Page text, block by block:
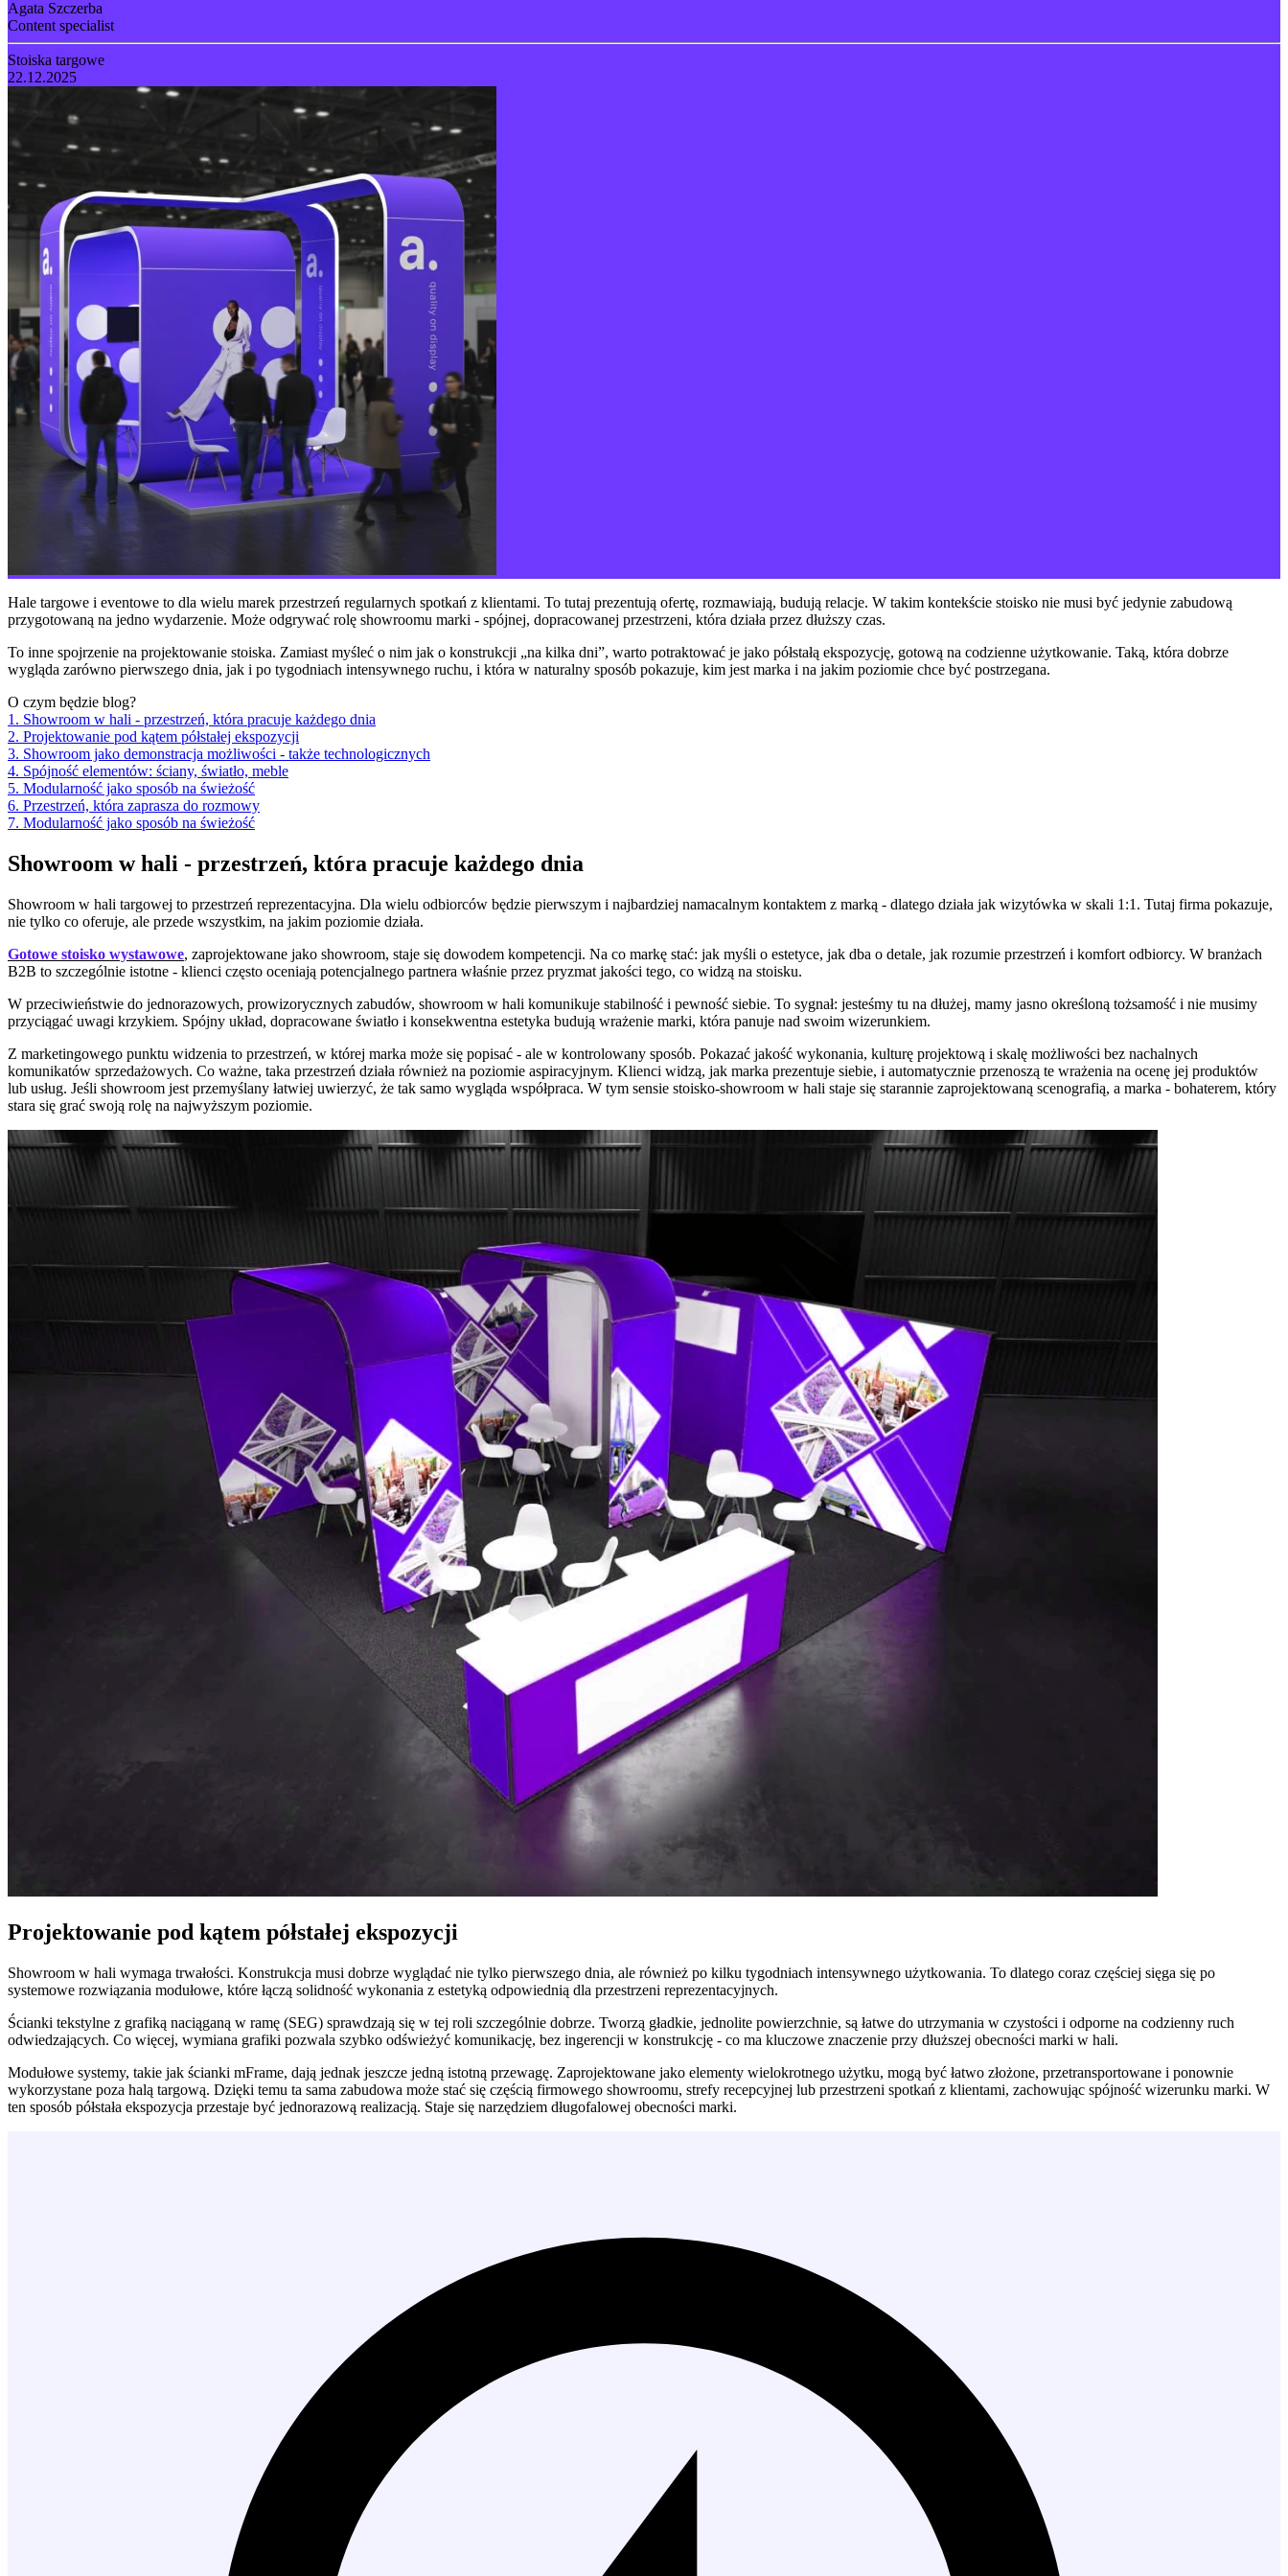
Agata Szczerba
Content specialist
Stoiska targowe
22.12.2025
Hale targowe i eventowe to dla wielu marek przestrzeń regularnych spotkań z klientami. To tutaj prezentują ofertę, rozmawiają, budują relacje. W takim kontekście stoisko nie musi być jedynie zabudową
przygotowaną na jedno wydarzenie. Może odgrywać rolę showroomu marki - spójnej, dopracowanej przestrzeni, która działa przez dłuższy czas.
To inne spojrzenie na projektowanie stoiska. Zamiast myśleć o nim jak o konstrukcji „na kilka dni”, warto potraktować je jako półstałą ekspozycję, gotową na codzienne użytkowanie. Taką, która dobrze
wygląda zarówno pierwszego dnia, jak i po tygodniach intensywnego ruchu, i która w naturalny sposób pokazuje, kim jest marka i na jakim poziomie chce być postrzegana.
O czym będzie blog?
1. Showroom w hali - przestrzeń, która pracuje każdego dnia
2. Projektowanie pod kątem półstałej ekspozycji
3. Showroom jako demonstracja możliwości - także technologicznych
4. Spójność elementów: ściany, światło, meble
5. Modularność jako sposób na świeżość
6. Przestrzeń, która zaprasza do rozmowy
7. Modularność jako sposób na świeżość
Showroom w hali - przestrzeń, która pracuje każdego dnia
Showroom w hali targowej to przestrzeń reprezentacyjna. Dla wielu odbiorców będzie pierwszym i najbardziej namacalnym kontaktem z marką - dlatego działa jak wizytówka w skali 1:1. Tutaj firma pokazuje,
nie tylko co oferuje, ale przede wszystkim, na jakim poziomie działa.
Gotowe stoisko wystawowe, zaprojektowane jako showroom, staje się dowodem kompetencji. Na co markę stać: jak myśli o estetyce, jak dba o detale, jak rozumie przestrzeń i komfort odbiorcy. W branżach
B2B to szczególnie istotne - klienci często oceniają potencjalnego partnera właśnie przez pryzmat jakości tego, co widzą na stoisku.
W przeciwieństwie do jednorazowych, prowizorycznych zabudów, showroom w hali komunikuje stabilność i pewność siebie. To sygnał: jesteśmy tu na dłużej, mamy jasno określoną tożsamość i nie musimy
przyciągać uwagi krzykiem. Spójny układ, dopracowane światło i konsekwentna estetyka budują wrażenie marki, która panuje nad swoim wizerunkiem.
Z marketingowego punktu widzenia to przestrzeń, w której marka może się popisać - ale w kontrolowany sposób. Pokazać jakość wykonania, kulturę projektową i skalę możliwości bez nachalnych
komunikatów sprzedażowych. Co ważne, taka przestrzeń działa również na poziomie aspiracyjnym. Klienci widzą, jak marka prezentuje siebie, i automatycznie przenoszą te wrażenia na ocenę jej produktów
lub usług. Jeśli showroom jest przemyślany łatwiej uwierzyć, że tak samo wygląda współpraca. W tym sensie stoisko-showroom w hali staje się starannie zaprojektowaną scenografią, a marka - bohaterem, który
stara się grać swoją rolę na najwyższym poziomie.
Projektowanie pod kątem półstałej ekspozycji
Showroom w hali wymaga trwałości. Konstrukcja musi dobrze wyglądać nie tylko pierwszego dnia, ale również po kilku tygodniach intensywnego użytkowania. To dlatego coraz częściej sięga się po
systemowe rozwiązania modułowe, które łączą solidność wykonania z estetyką odpowiednią dla przestrzeni reprezentacyjnych.
Ścianki tekstylne z grafiką naciąganą w ramę (SEG) sprawdzają się w tej roli szczególnie dobrze. Tworzą gładkie, jednolite powierzchnie, są łatwe do utrzymania w czystości i odporne na codzienny ruch
odwiedzających. Co więcej, wymiana grafiki pozwala szybko odświeżyć komunikację, bez ingerencji w konstrukcję - co ma kluczowe znaczenie przy dłuższej obecności marki w hali.
Modułowe systemy, takie jak ścianki mFrame, dają jednak jeszcze jedną istotną przewagę. Zaprojektowane jako elementy wielokrotnego użytku, mogą być łatwo złożone, przetransportowane i ponownie
wykorzystane poza halą targową. Dzięki temu ta sama zabudowa może stać się częścią firmowego showroomu, strefy recepcyjnej lub przestrzeni spotkań z klientami, zachowując spójność wizerunku marki. W
ten sposób półstała ekspozycja przestaje być jednorazową realizacją. Staje się narzędziem długofalowej obecności marki.